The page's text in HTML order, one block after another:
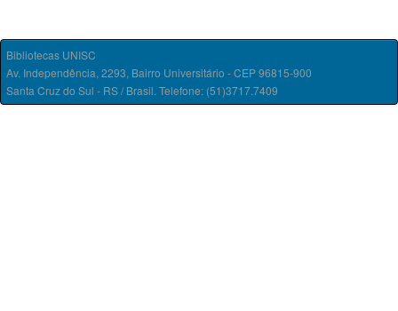
Bibliotecas UNISC
Av. Independência, 2293, Bairro Universitário - CEP 96815-900
Santa Cruz do Sul - RS / Brasil. Telefone: (51)3717.7409